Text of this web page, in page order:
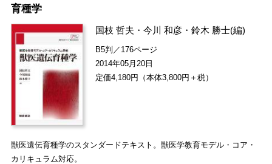
育種学
国枝 哲夫 ・今川 和彦 ・鈴木 勝士(編)
B5判／176ページ
2014年05月20日
定価4,180円（本体3,800円＋税）
獣医遺伝育種学のスタンダードテキスト。獣医学教育モデル・コア・
カリキュラム対応。